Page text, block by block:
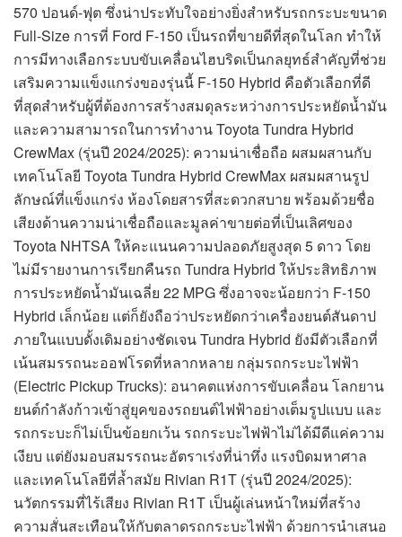
570 ปอนด์-ฟุต ซึ่งน่าประทับใจอย่างยิ่งสำหรับรถกระบะขนาด
Full-Size การที่ Ford F-150 เป็นรถที่ขายดีที่สุดในโลก ทำให้
การมีทางเลือกระบบขับเคลื่อนไฮบริดเป็นกลยุทธ์สำคัญที่ช่วย
เสริมความแข็งแกร่งของรุ่นนี้ F-150 Hybrid คือตัวเลือกที่ดี
ที่สุดสำหรับผู้ที่ต้องการสร้างสมดุลระหว่างการประหยัดน้ำมัน
และความสามารถในการทำงาน Toyota Tundra Hybrid
CrewMax (รุ่นปี 2024/2025): ความน่าเชื่อถือ ผสมผสานกับ
เทคโนโลยี Toyota Tundra Hybrid CrewMax ผสมผสานรูป
ลักษณ์ที่แข็งแกร่ง ห้องโดยสารที่สะดวกสบาย พร้อมด้วยชื่อ
เสียงด้านความน่าเชื่อถือและมูลค่าขายต่อที่เป็นเลิศของ
Toyota NHTSA ให้คะแนนความปลอดภัยสูงสุด 5 ดาว โดย
ไม่มีรายงานการเรียกคืนรถ Tundra Hybrid ให้ประสิทธิภาพ
การประหยัดน้ำมันเฉลี่ย 22 MPG ซึ่งอาจจะน้อยกว่า F-150
Hybrid เล็กน้อย แต่ก็ยังถือว่าประหยัดกว่าเครื่องยนต์สันดาป
ภายในแบบดั้งเดิมอย่างชัดเจน Tundra Hybrid ยังมีตัวเลือกที่
เน้นสมรรถนะออฟโรดที่หลากหลาย กลุ่มรถกระบะไฟฟ้า
(Electric Pickup Trucks): อนาคตแห่งการขับเคลื่อน โลกยาน
ยนต์กำลังก้าวเข้าสู่ยุคของรถยนต์ไฟฟ้าอย่างเต็มรูปแบบ และ
รถกระบะก็ไม่เป็นข้อยกเว้น รถกระบะไฟฟ้าไม่ได้มีดีแค่ความ
เงียบ แต่ยังมอบสมรรถนะอัตราเร่งที่น่าทึ่ง แรงบิดมหาศาล
และเทคโนโลยีที่ล้ำสมัย Rivian R1T (รุ่นปี 2024/2025):
นวัตกรรมที่ไร้เสียง Rivian R1T เป็นผู้เล่นหน้าใหม่ที่สร้าง
ความสั่นสะเทือนให้กับตลาดรถกระบะไฟฟ้า ด้วยการนำเสนอ